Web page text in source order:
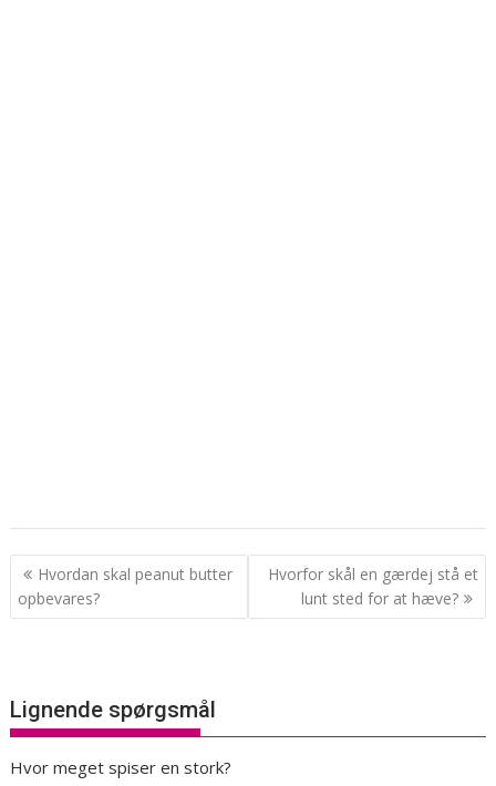
Indlægsnavigation
Hvordan skal peanut butter
opbevares?
Hvorfor skål en gærdej stå et
lunt sted for at hæve?
Lignende spørgsmål
Hvor meget spiser en stork?